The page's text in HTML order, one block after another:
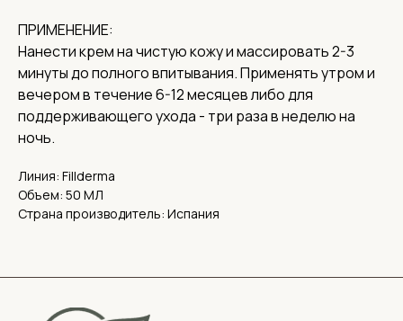
ПРИМЕНЕНИЕ:
Нанести крем на чистую кожу и массировать 2-3
минуты до полного впитывания. Применять утром и
вечером в течение 6-12 месяцев либо для
поддерживающего ухода - три раза в неделю на
ночь.
Линия: Fillderma
Объем: 50 МЛ
Страна производитель: Испания
КПП 526201001
Политика конфиденциальности
Обработка персональных данных